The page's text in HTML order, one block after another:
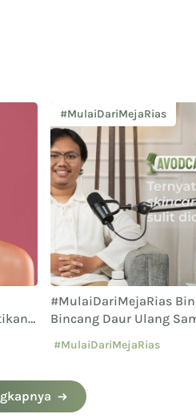
#MulaiDariMejaRias
#MulaiDariMejaRias
Bincang Daur Ulang
dalam AVODCAST
#MulaiDariMejaRias